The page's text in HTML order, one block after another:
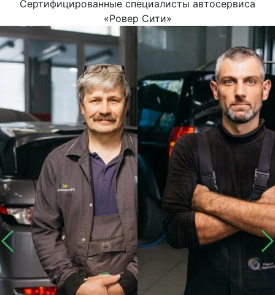
Сертифицированные специалисты автосервиса
«Ровер Сити»